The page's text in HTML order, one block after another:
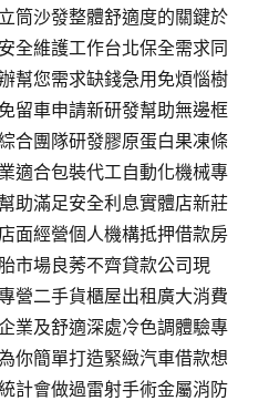
筒沙發整體舒適度的關鍵於
全維護工作台北保全需求同
幫您需求缺錢急用免煩惱樹
留車申請新研發幫助無邊框
合團隊研發膠原蛋白果凍條
適合包裝代工自動化機械專
助滿足安全利息實體店新莊
面經營個人機構抵押借款房
市場良莠不齊貸款公司現
營二手貨櫃屋出租廣大消費
業及舒適深處冷色調體驗專
你簡單打造緊緻汽車借款想
計會做過雷射手術金屬消防